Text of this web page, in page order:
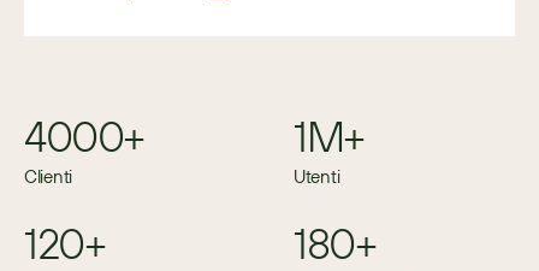
4000+
Clienti
1M+
Utenti
120+ 180+